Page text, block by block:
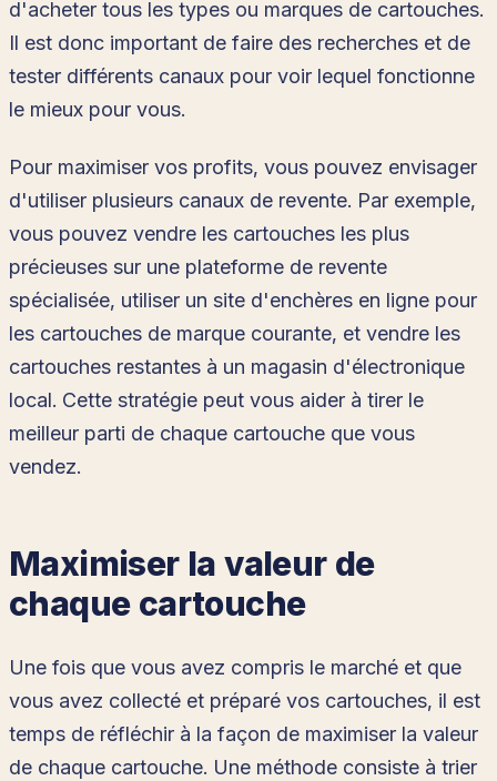
d'acheter tous les types ou marques de cartouches.
Il est donc important de faire des recherches et de
tester différents canaux pour voir lequel fonctionne
le mieux pour vous.
Pour maximiser vos profits, vous pouvez envisager
d'utiliser plusieurs canaux de revente. Par exemple,
vous pouvez vendre les cartouches les plus
précieuses sur une plateforme de revente
spécialisée, utiliser un site d'enchères en ligne pour
les cartouches de marque courante, et vendre les
cartouches restantes à un magasin d'électronique
local. Cette stratégie peut vous aider à tirer le
meilleur parti de chaque cartouche que vous
vendez.
Maximiser la valeur de
chaque cartouche
Une fois que vous avez compris le marché et que
vous avez collecté et préparé vos cartouches, il est
temps de réfléchir à la façon de maximiser la valeur
de chaque cartouche. Une méthode consiste à trier